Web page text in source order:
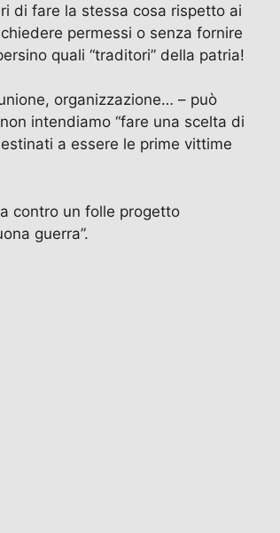
di fare la stessa cosa rispetto ai
permessi o senza fornire
quali “traditori” della patria!
organizzazione… – può
intendiamo “fare una scelta di
a essere le prime vittime
contro un folle progetto
guerra”.